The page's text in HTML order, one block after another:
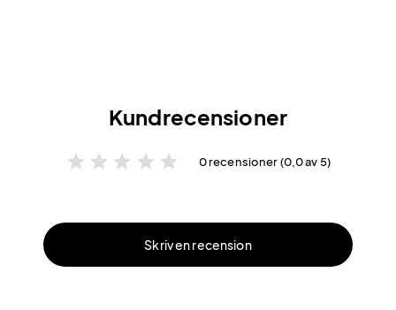
Kundrecensioner
star star star star star 0 recensioner (0,0 av 5)
Skriv en recension